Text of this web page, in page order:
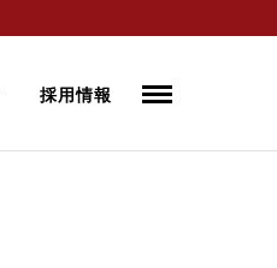
採用情報